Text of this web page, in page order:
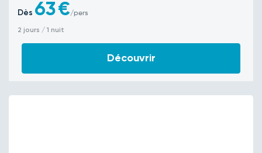
Dès 63€/pers
2 jours / 1 nuit
Découvrir